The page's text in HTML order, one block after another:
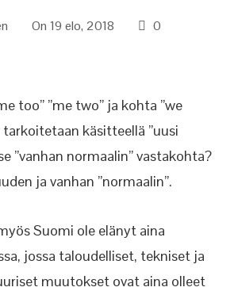
On 19 elo, 2018
0
too” ”me two” ja kohta ”we
käsitteellä ”uusi
”vanhan normaalin” vastakohta?
ja vanhan ”normaalin”.
Suomi ole elänyt aina
jossa taloudelliset, tekniset ja
muutokset ovat aina olleet